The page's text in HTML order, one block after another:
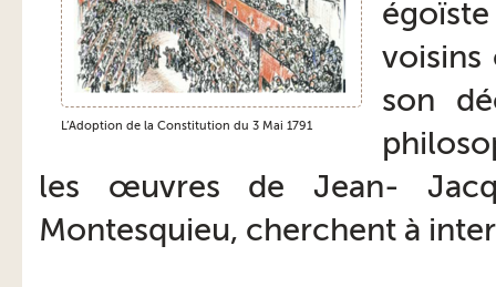
L’Adoption de la Constitution du 3 Mai 1791
voisins
son
les œuvres de Jean-
Montesquieu, cherchent à